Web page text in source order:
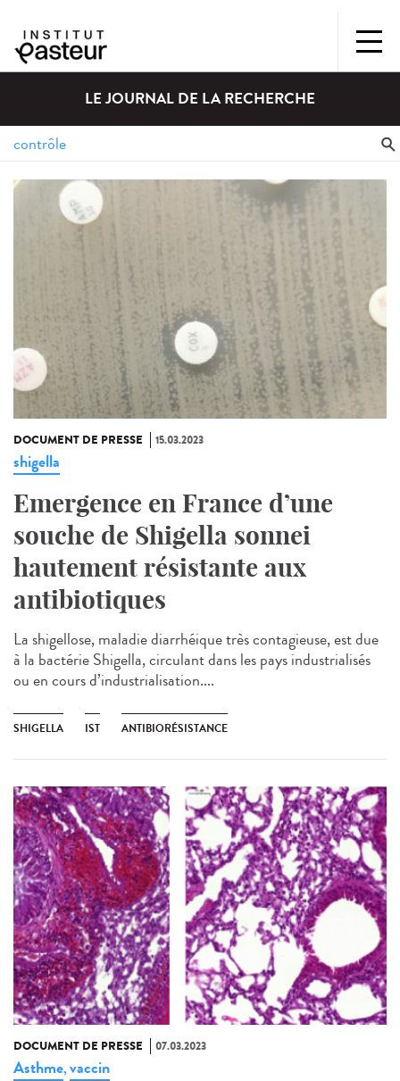
LE JOURNAL DE LA RECHERCHE
DOCUMENT DE PRESSE 15.03.2023
shigella
Emergence en France d’une
souche de Shigella sonnei
hautement résistante aux
antibiotiques
La shigellose, maladie diarrhéique très contagieuse, est due
à la bactérie Shigella, circulant dans les pays industrialisés
ou en cours d’industrialisation....
SHIGELLA IST ANTIBIORÉSISTANCE
DOCUMENT DE PRESSE 07.03.2023
Asthme,vaccin